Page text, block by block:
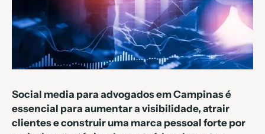
Social media para advogados em Campinas é
essencial para aumentar a visibilidade, atrair
clientes e construir uma marca pessoal forte por